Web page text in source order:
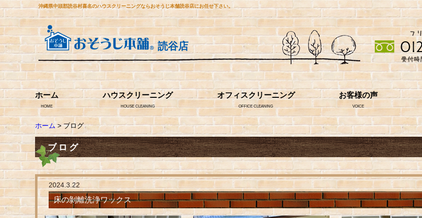
沖縄県中頭郡読谷村喜名のハウスクリーニングならおそうじ本舗読谷店にお任せ下さい。
読谷店
ホーム
HOME
ハウスクリーニング
HOUSE CLEANING
オフィスクリーニング
OFFICE CLEANING
お客様の声
VOICE
ホーム> ブログ
ブログ
2024.3.22
床の剝離洗浄ワックス